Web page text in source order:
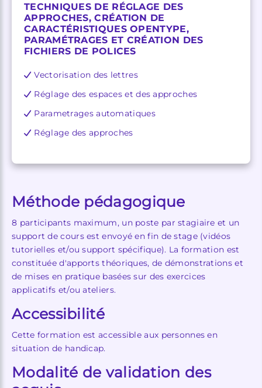
TECHNIQUES DE RÉGLAGE DES
APPROCHES, CRÉATION DE
CARACTÉRISTIQUES OPENTYPE,
PARAMÉTRAGES ET CRÉATION DES
FICHIERS DE POLICES
Vectorisation des lettres
Réglage des espaces et des approches
Parametrages automatiques
Réglage des approches
Méthode pédagogique
8 participants maximum, un poste par stagiaire et un
support de cours est envoyé en fin de stage (vidéos
tutorielles et/ou support spécifique). La formation est
constituée d'apports théoriques, de démonstrations et
de mises en pratique basées sur des exercices
applicatifs et/ou ateliers.
Accessibilité
Cette formation est accessible aux personnes en
situation de handicap.
Modalité de validation des